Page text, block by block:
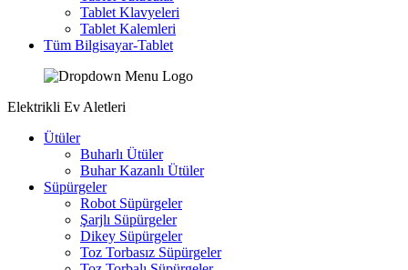
Tablet Klavyeleri
Tablet Kalemleri
Tüm Bilgisayar-Tablet
Elektrikli Ev Aletleri
Ütüler
Buharlı Ütüler
Buhar Kazanlı Ütüler
Süpürgeler
Robot Süpürgeler
Şarjlı Süpürgeler
Dikey Süpürgeler
Toz Torbasız Süpürgeler